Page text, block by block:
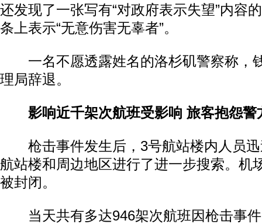
还发现了一张写有“对政府表示失望”内容
条上表示“无意伤害无辜者”。
一名不愿透露姓名的洛杉矶警察称，
理局辞退。
影响近千架次航班受影响 旅客抱怨警
枪击事件发生后，3号航站楼内人员迅
航站楼和周边地区进行了进一步搜索。机
被封闭。
当天共有多达946架次航班因枪击事件